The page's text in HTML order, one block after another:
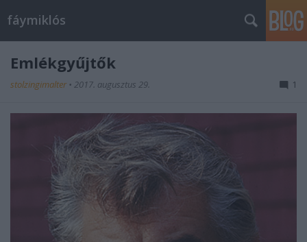
fáymiklós
Emlékgyűjtők
stolzingimalter • 2017. augusztus 29. 1